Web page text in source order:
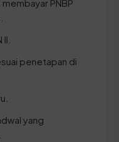
PNBP
penetapan di
yang